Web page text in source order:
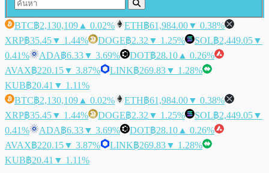
BTC฿2,130,109 ▲ 0.02% ETH฿61,984.00▼ 0.38%
XRP฿35.45▼ 1.44% DOGE฿2.32 ▼ 1.25% SOL฿2,449.05▼
0.41%
ADA฿6.33▼ 3.69% DOT฿28.10 ▲ 0.26%
AVAX฿220.15▼ 3.87% LINK฿269.83▼ 1.28%
KUB฿20.41 ▼ 1.11%
BTC฿2,130,109 ▲ 0.02% ETH฿61,984.00▼ 0.38%
XRP฿35.45▼ 1.44% DOGE฿2.32 ▼ 1.25% SOL฿2,449.05▼
0.41%
ADA฿6.33▼ 3.69% DOT฿28.10 ▲ 0.26%
AVAX฿220.15▼ 3.87% LINK฿269.83▼ 1.28%
KUB฿20.41 ▼ 1.11%